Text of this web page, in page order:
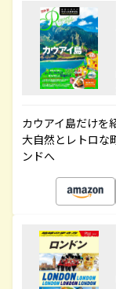
カウアイ島だけを
大自然とレトロな
ンドへ